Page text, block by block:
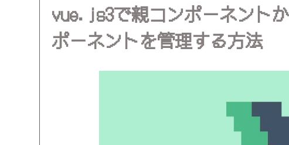
vue.js3で親コンポーネント
ポーネントを管理する方法